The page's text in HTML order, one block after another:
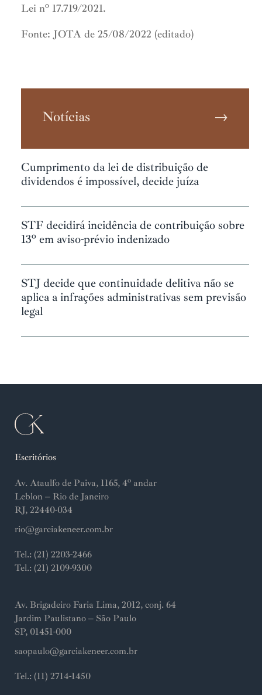
Lei nº 17.719/2021.
Fonte: JOTA de 25/08/2022 (editado)
Notícias →
Cumprimento da lei de distribuição de
dividendos é impossível, decide juíza
STF decidirá incidência de contribuição sobre
13º em aviso-prévio indenizado
STJ decide que continuidade delitiva não se
aplica a infrações administrativas sem previsão
legal
Escritórios
Av. Ataulfo de Paiva, 1165, 4º andar
Leblon – Rio de Janeiro
RJ, 22440-034
rio@garciakeneer.com.br
Tel.: (21) 2203-2466
Tel.: (21) 2109-9300
Av. Brigadeiro Faria Lima, 2012, conj. 64
Jardim Paulistano – São Paulo
SP, 01451-000
saopaulo@garciakeneer.com.br
Tel.: (11) 2714-1450